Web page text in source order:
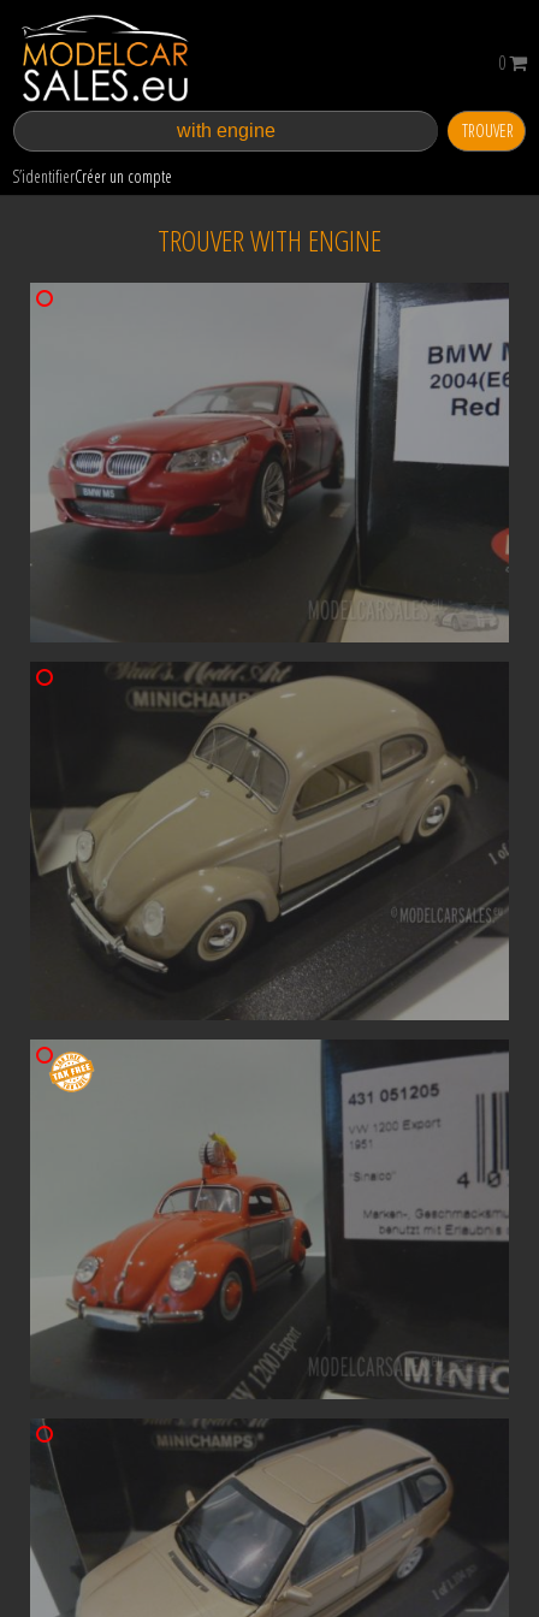
TROUVER
S’identifierCréer un compte
0
TROUVER WITH ENGINE